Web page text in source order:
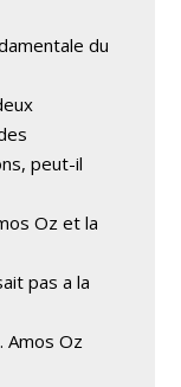
du
peut-il
Oz et la
pas a la
Amos Oz